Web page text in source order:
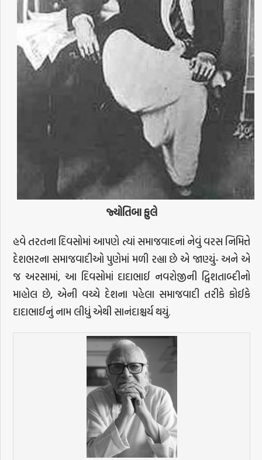
જ્યોતિબા ફુલે
હવે તરતના દિવસોમાં આપણે ત્યાં સમાજવાદનાં નેવું વરસ નિમિત્તે
દેશભરના સમાજવાદીઓ પુણેમાં મળી રહ્યા છે એ જાણ્યું- અને એ
જ અરસામાં, આ દિવસોમાં દાદાભાઈ નવરોજીની દ્વિશતાબ્દીનો
માહોલ છે, એની વચ્ચે દેશના પહેલા સમાજવાદી તરીકે કોઈકે
દાદાભાઈનું નામ લીધું એથી સાનંદાશ્ચર્ય થયું.